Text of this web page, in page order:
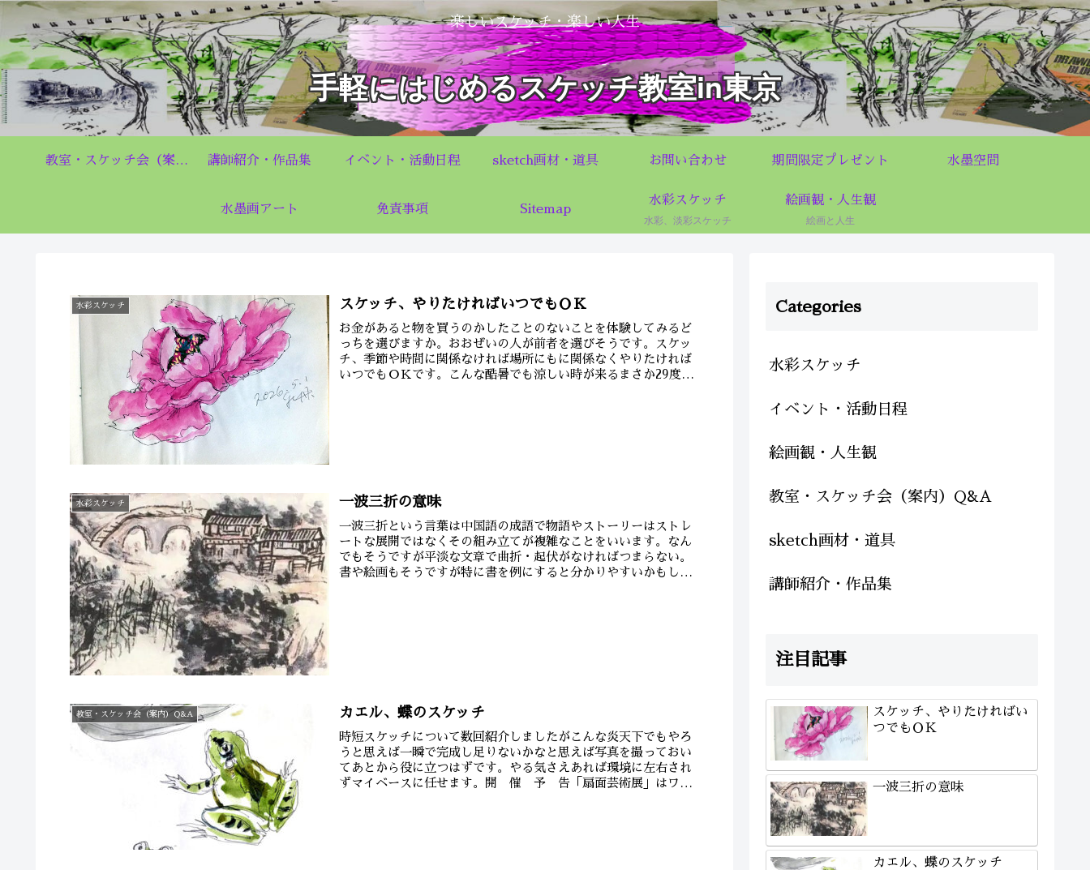
楽しいスケッチ・楽しい人生
手軽にはじめるスケッチ教室in東京
教室・スケッチ会（案内）Q&A 講師紹介・作品集 イベント・活動日程 sketch画材・道具 お問い合わせ 期間限定プレゼント 水墨空間
水墨画アート 免責事項 Sitemap
水彩スケッチ
水彩、淡彩スケッチ
絵画観・人生観
絵画と人生
水彩スケッチ スケッチ、やりたければいつでもＯＫ
お金があると物を買うのかしたことのないことを体験してみるど
っちを選びますか。おおぜいの人が前者を選びそうです。スケッ
チ、季節や時間に関係なければ場所にもに関係なくやりたければ
いつでもＯＫです。こんな酷暑でも涼しい時が来るまさか29度の
水彩スケッチ 一波三折の意味
一波三折という言葉は中国語の成語で物語やストーリーはストレ
ートな展開ではなくその組み立てが複雑なことをいいます。なん
でもそうですが平淡な文章で曲折・起伏がなければつまらない。
書や絵画もそうですが特に書を例にすると分かりやすいかもしれ
教室・スケッチ会（案内）Q&A カエル、蝶のスケッチ
時短スケッチについて数回紹介しましたがこんな炎天下でもやろ
うと思えば一瞬で完成し足りないかなと思えば写真を撮っておい
てあとから役に立つはずです。やる気さえあれば環境に左右され
ずマイベースに任せます。開 催 予 告「扇面芸術展」はワセ
Categories
水彩スケッチ
イベント・活動日程
絵画観・人生観
教室・スケッチ会（案内）Q&A
sketch画材・道具
講師紹介・作品集
注目記事
スケッチ、やりたければい
つでもＯＫ
一波三折の意味
カエル、蝶のスケッチ